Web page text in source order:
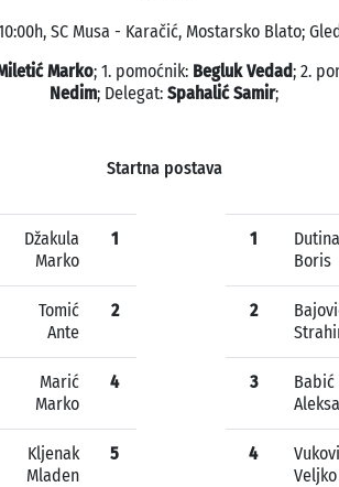
SC Musa - Karačić, Mostarsko Blato;
Marko; 1. pomoćnik: Begluk Vedad; 2.
Nedim; Delegat: Spahalić Samir;
Startna postava
Džakula
Marko
1
Tomić
Ante
2
Marić
Marko
4
Kljenak
Mladen
5
1
Dutina
Boris
2
3
Babić
Aleksa
4
Veljko